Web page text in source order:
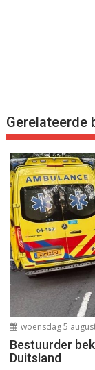
Gerelateerde
woensdag 5
Bestuurder
Duitsland